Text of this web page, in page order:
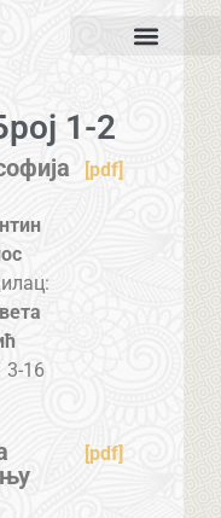
1-2
[pdf]
3-16
[pdf]